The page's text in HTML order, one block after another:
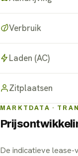
Verbruik
Laden (AC)
Zitplaatsen
MARKTDATA ·
De indicatieve